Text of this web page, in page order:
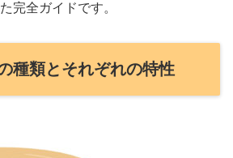
完全ガイドです。
種類とそれぞれの特性